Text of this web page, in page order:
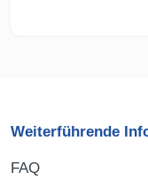
Weiterführende
FAQ